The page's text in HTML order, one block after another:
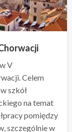
V
Celem
szkół
na temat
pomiędzy
szczególnie w